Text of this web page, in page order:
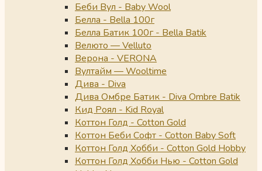
Беби Вул - Baby Wool
Белла - Bella 100г
Белла Батик 100г - Bella Batik
Велюто — Velluto
Верона - VERONA
Вултайм — Wooltime
Дива - Diva
Дива Омбре Батик - Diva Ombre Batik
Кид Роял - Kid Royal
Коттон Голд - Cotton Gold
Коттон Беби Софт - Cotton Baby Soft
Коттон Голд Хобби - Cotton Gold Hobby
Коттон Голд Хобби Нью - Cotton Gold